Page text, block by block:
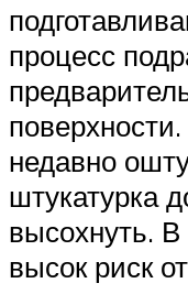
процесс
недавно
штукатурка
высохнуть.
высок риск